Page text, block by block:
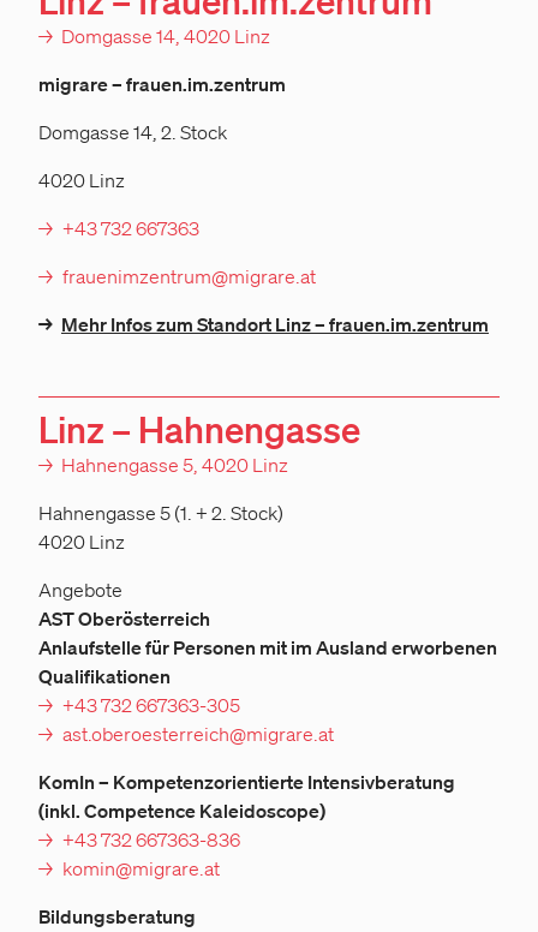
→ Domgasse 14, 4020 Linz
migrare – frauen.im.zentrum
Domgasse 14, 2. Stock
4020 Linz
+43 732 667363
frauenimzentrum@migrare.at
→ Mehr Infos zum Standort Linz – frauen.im.zentrum
Linz – Hahnengasse
→ Hahnengasse 5, 4020 Linz
Hahnengasse 5 (1. + 2. Stock)
4020 Linz
Angebote
AST Oberösterreich
Anlaufstelle für Personen mit im Ausland erworbenen
Qualifikationen
+43 732 667363-305
ast.oberoesterreich@migrare.at
KomIn – Kompetenzorientierte Intensivberatung
(inkl. Competence Kaleidoscope)
+43 732 667363-836
komin@migrare.at
Bildungsberatung